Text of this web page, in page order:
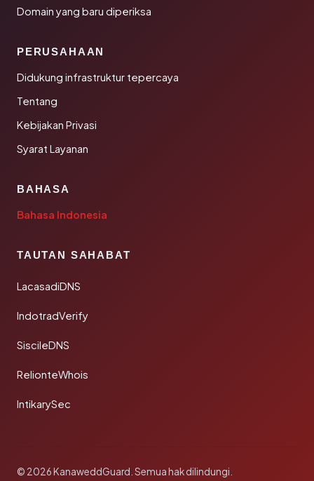
Domain yang baru diperiksa
PERUSAHAAN
Didukung infrastruktur tepercaya
Tentang
Kebijakan Privasi
Syarat Layanan
BAHASA
Bahasa Indonesia
TAUTAN SAHABAT
LacasadiDNS
IndotradVerify
SiscileDNS
RelionteWhois
IntikarySec
© 2026 KanaweddGuard. Semua hak dilindungi.